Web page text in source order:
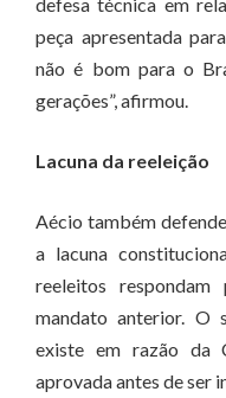
peça apresentada
não é bom para o
gerações”, afirmou.
Lacuna da reeleição
Aécio também
a lacuna
reeleitos
mandato anterior. O
existe em razão da
aprovada antes de ser